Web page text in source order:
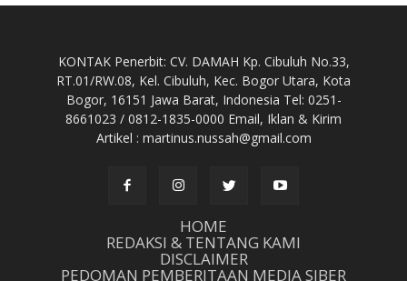
KONTAK Penerbit: CV. DAMAH Kp. Cibuluh No.33,
RT.01/RW.08, Kel. Cibuluh, Kec. Bogor Utara, Kota
Bogor, 16151 Jawa Barat, Indonesia Tel: 0251-
8661023 / 0812-1835-0000 Email, Iklan & Kirim
Artikel : martinus.nussah@gmail.com
HOME
REDAKSI & TENTANG KAMI
DISCLAIMER
PEDOMAN PEMBERITAAN MEDIA SIBER